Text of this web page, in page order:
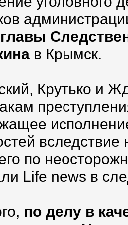
главы
в Крымск.
Крутько и
по
Life news в
по делу в